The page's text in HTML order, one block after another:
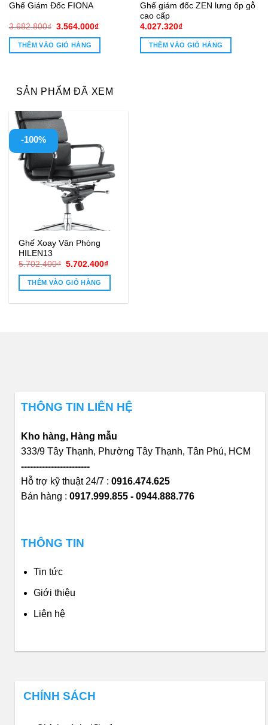
Ghế Giám Đốc FIONA
3.682.800₫ Giá
là:
3.682.800₫.
3.564.000₫Giá
THÊM VÀO GIỎ HÀNG
Ghế giám đốc ZEN lưng ốp gỗ
cao cấp
4.027.320₫
THÊM VÀO GIỎ HÀNG
SẢN PHẨM ĐÃ XEM
-100%
Ghế Xoay Văn Phòng
HILEN13
5.702.400₫ Giá
là:
5.702.400₫.
5.702.400₫Giá
THÊM VÀO GIỎ HÀNG
THÔNG TIN LIÊN HỆ
Kho hàng, Hàng mẫu
333/9 Tây Thạnh, Phường Tây Thạnh, Tân Phú, HCM
-----------------------
Hỗ trợ kỹ thuật 24/7 : 0916.474.625
Bán hàng : 0917.999.855 - 0944.888.776
THÔNG TIN
Tin tức
Giới thiệu
Liên hệ
CHÍNH SÁCH